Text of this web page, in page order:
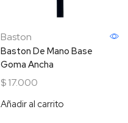
Baston
Baston De Mano Base
Goma Ancha
$17.000
Añadir al carrito